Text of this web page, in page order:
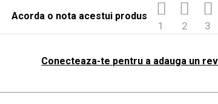
Acorda o nota acestui produs
3
2
1
Conecteaza-te pentru a adauga un